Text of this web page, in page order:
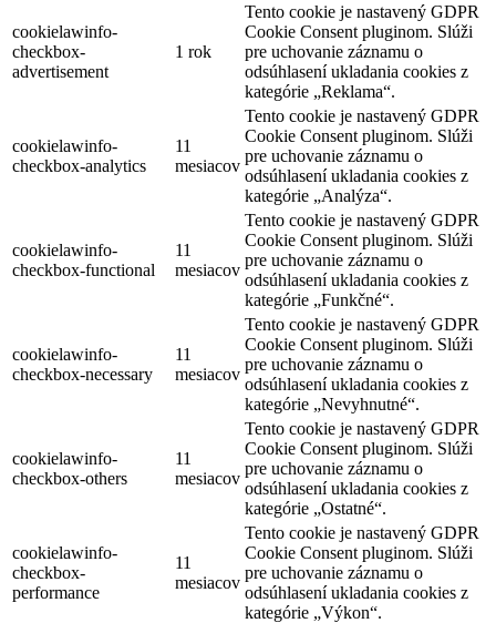
cookielawinfo-
checkbox-
advertisement
1 rok
Tento cookie je nastavený GDPR
Cookie Consent pluginom. Slúži
pre uchovanie záznamu o
odsúhlasení ukladania cookies z
kategórie „Reklama“.
cookielawinfo-
checkbox-analytics
11
mesiacov
Tento cookie je nastavený GDPR
Cookie Consent pluginom. Slúži
pre uchovanie záznamu o
odsúhlasení ukladania cookies z
kategórie „Analýza“.
cookielawinfo-
checkbox-functional
11
mesiacov
Tento cookie je nastavený GDPR
Cookie Consent pluginom. Slúži
pre uchovanie záznamu o
odsúhlasení ukladania cookies z
kategórie „Funkčné“.
cookielawinfo-
checkbox-necessary
11
mesiacov
Tento cookie je nastavený GDPR
Cookie Consent pluginom. Slúži
pre uchovanie záznamu o
odsúhlasení ukladania cookies z
kategórie „Nevyhnutné“.
cookielawinfo-
checkbox-others
11
mesiacov
Tento cookie je nastavený GDPR
Cookie Consent pluginom. Slúži
pre uchovanie záznamu o
odsúhlasení ukladania cookies z
kategórie „Ostatné“.
cookielawinfo-
checkbox-
performance
11
mesiacov
Tento cookie je nastavený GDPR
Cookie Consent pluginom. Slúži
pre uchovanie záznamu o
odsúhlasení ukladania cookies z
kategórie „Výkon“.